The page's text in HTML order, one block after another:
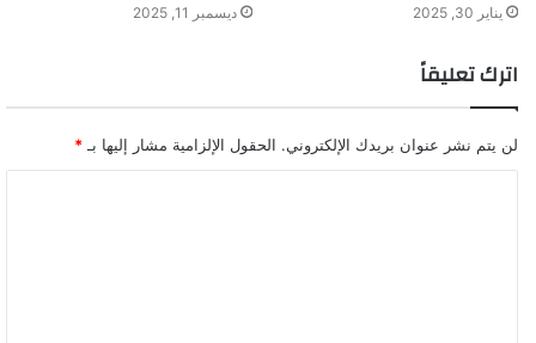
يناير 30, 2025 ديسمبر 11, 2025
اترك تعليقاً
لن يتم نشر عنوان بريدك الإلكتروني. الحقول الإلزامية مشار إليها بـ *